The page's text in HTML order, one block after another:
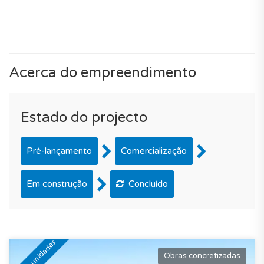
Acerca do empreendimento
Estado do projecto
Pré-lançamento Comercialização
Em construção Concluído
Obras concretizadas